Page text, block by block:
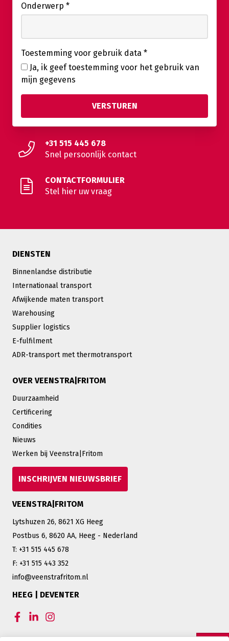
Onderwerp *
Toestemming voor gebruik data *
Ja, ik geef toestemming voor het gebruik van
mijn gegevens
+31 515 445 678
Snel persoonlijk contact
CONTACTFORMULIER
Stel hier uw vraag
DIENSTEN
Binnenlandse distributie
Internationaal transport
Afwijkende maten transport
Warehousing
Supplier logistics
E-fulfilment
ADR-transport met thermotransport
OVER VEENSTRA|FRITOM
Duurzaamheid
Certificering
Condities
Nieuws
Werken bij Veenstra|Fritom
INSCHRIJVEN NIEUWSBRIEF
VEENSTRA|FRITOM
Lytshuzen 26, 8621 XG Heeg
Postbus 6, 8620 AA, Heeg - Nederland
T: +31 515 445 678
F: +31 515 443 352
info@veenstrafritom.nl
HEEG | DEVENTER